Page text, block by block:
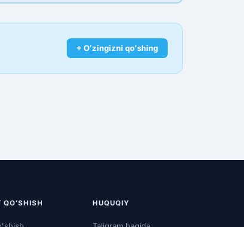
+ Oʻzingizni qoʻshing
QOʻSHISH HUQUQIY